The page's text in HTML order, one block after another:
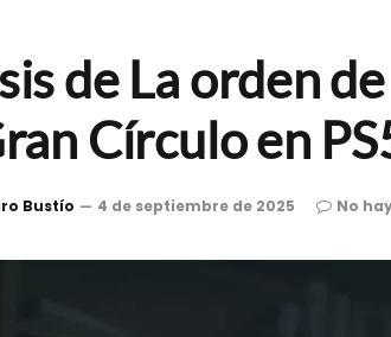
de La orden
Círculo en
Bustío 4 de septiembre de 2025 No